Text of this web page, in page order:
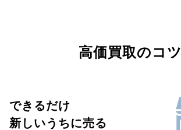
高価買取のコツ
できるだけ
新しいうちに売る